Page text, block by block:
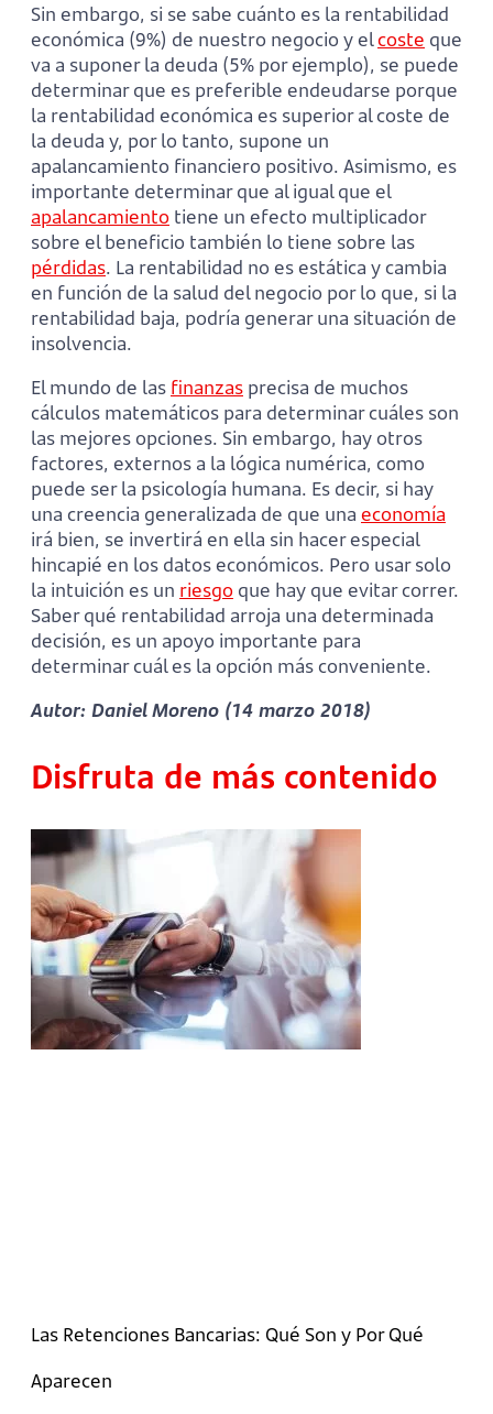
Sin embargo, si se sabe cuánto es la rentabilidad
económica (9%) de nuestro negocio y elcoste que
va a suponer la deuda (5% por ejemplo), se puede
determinar que es preferible endeudarse porque
la rentabilidad económica es superior al coste de
la deuda y, por lo tanto, supone un
apalancamiento financiero positivo. Asimismo, es
importante determinar que al igual que el
apalancamiento tiene un efecto multiplicador
sobre el beneficio también lo tiene sobre las
pérdidas. La rentabilidad no es estática y cambia
en función de la salud del negocio por lo que, si la
rentabilidad baja, podría generar una situación de
insolvencia.
El mundo de las finanzas precisa de muchos
cálculos matemáticos para determinar cuáles son
las mejores opciones. Sin embargo, hay otros
factores, externos a la lógica numérica, como
puede ser la psicología humana. Es decir, si hay
una creencia generalizada de que una economía
irá bien, se invertirá en ella sin hacer especial
hincapié en los datos económicos. Pero usar solo
la intuición es un riesgo que hay que evitar correr.
Saber qué rentabilidad arroja una determinada
decisión, es un apoyo importante para
determinar cuál es la opción más conveniente.
Autor: Daniel Moreno (14 marzo 2018)
Disfruta de más contenido
Las Retenciones Bancarias: Qué Son y Por Qué
Aparecen